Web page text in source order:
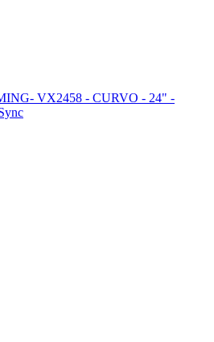
VX2458 - CURVO - 24" -